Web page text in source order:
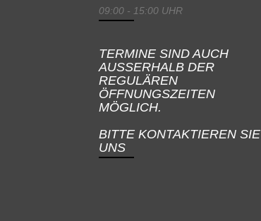
09:00 - 15:00 UHR
TERMINE SIND AUCH
AUSSERHALB DER
REGULÄREN
ÖFFNUNGSZEITEN
MÖGLICH.
BITTE KONTAKTIEREN SIE
UNS